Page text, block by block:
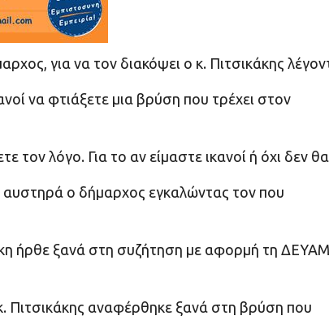
για να τον διακόψει ο κ. Πιτσικάκης
να φτιάξετε μια βρύση που τρέχει στον
τον λόγο. Για το αν είμαστε ικανοί ή όχι δεν
αυστηρά ο δήμαρχος εγκαλώντας τον που
ήρθε ξανά στη συζήτηση με αφορμή τη
Πιτσικάκης αναφέρθηκε ξανά στη βρύση που